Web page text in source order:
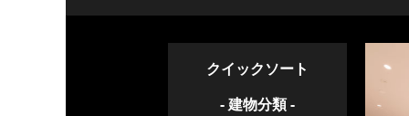
クイックソート
- 建物分類 -